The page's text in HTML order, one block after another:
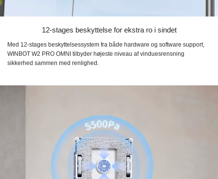
12-stages beskyttelse for ekstra ro i sindet
Med 12-stages beskyttelsessystem fra både hardware og software support,
WINBOT W2 PRO OMNI tilbyder højeste niveau af vinduesrensning
sikkerhed sammen med renlighed.